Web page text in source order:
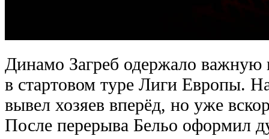
Динамо Загреб одержало важную
в стартовом туре Лиги Европы.
вывел хозяев вперёд, но уже
После перерыва Бельо оформил